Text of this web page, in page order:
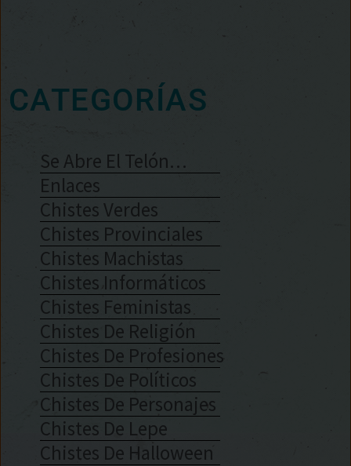
CATEGORÍAS
Se Abre El Telón…
Enlaces
Chistes Verdes
Chistes Provinciales
Chistes Machistas
Chistes Informáticos
Chistes Feministas
Chistes De Religión
Chistes De Profesiones
Chistes De Políticos
Chistes De Personajes
Chistes De Lepe
Chistes De Halloween